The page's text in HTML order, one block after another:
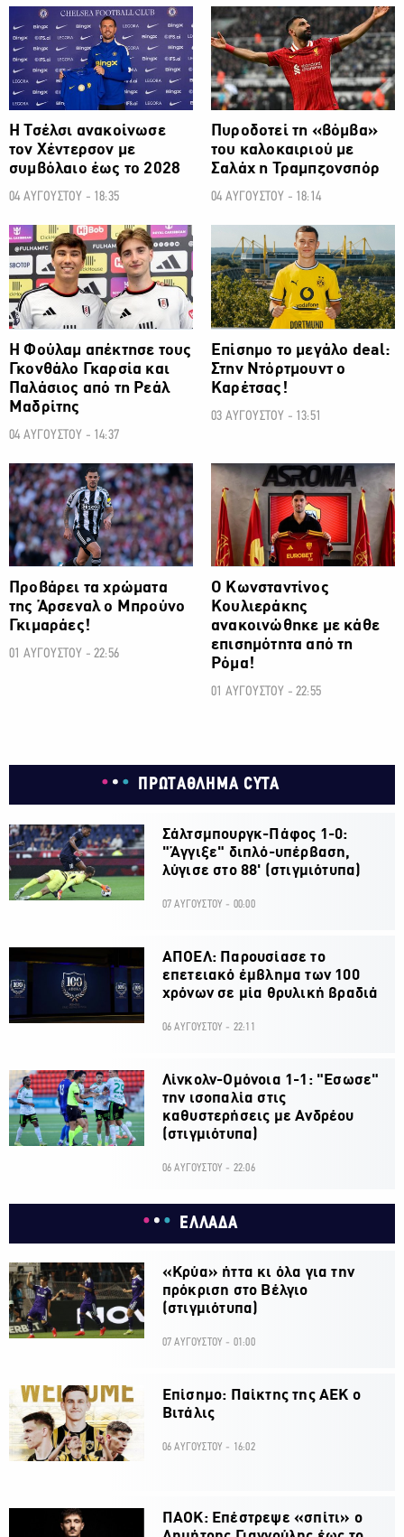
ΠΟΔΟΣΦΑΙΡΟ
H Τσέλσι ανακοίνωσε
τον Χέντερσον με
συμβόλαιο έως το 2028
04 ΑΥΓΟΥΣΤΟΥ - 18:35
ΠΟΔΟΣΦΑΙΡΟ
Πυροδοτεί τη «βόμβα»
του καλοκαιριού με
Σαλάχ η Τραμπζονσπόρ
04 ΑΥΓΟΥΣΤΟΥ - 18:14
ΠΟΔΟΣΦΑΙΡΟ
Η Φούλαμ απέκτησε τους
Γκονθάλο Γκαρσία και
Παλάσιος από τη Ρεάλ
Μαδρίτης
04 ΑΥΓΟΥΣΤΟΥ - 14:37
ΠΟΔΟΣΦΑΙΡΟ
Επίσημο το μεγάλο deal:
Στην Ντόρτμουντ ο
Καρέτσας!
03 ΑΥΓΟΥΣΤΟΥ - 13:51
ΠΟΔΟΣΦΑΙΡΟ
Προβάρει τα χρώματα
της Άρσεναλ ο Μπρούνο
Γκιμαράες!
01 ΑΥΓΟΥΣΤΟΥ - 22:56
ΠΟΔΟΣΦΑΙΡΟ
Ο Κωνσταντίνος
Κουλιεράκης
ανακοινώθηκε με κάθε
επισημότητα από τη
Ρόμα!
01 ΑΥΓΟΥΣΤΟΥ - 22:55
ΠΡΩΤΑΘΛΗΜΑ CYTA
Σάλτσμπουργκ-Πάφος 1-0:
"Άγγιξε" διπλό-υπέρβαση,
λύγισε στο 88' (στιγμιότυπα)
07 ΑΥΓΟΥΣΤΟΥ - 00:00
ΑΠΟΕΛ: Παρουσίασε το
επετειακό έμβλημα των 100
χρόνων σε μία θρυλική βραδιά
06 ΑΥΓΟΥΣΤΟΥ - 22:11
Λίνκολν-Ομόνοια 1-1: "Εσωσε"
την ισοπαλία στις
καθυστερήσεις με Ανδρέου
(στιγμιότυπα)
06 ΑΥΓΟΥΣΤΟΥ - 22:06
ΕΛΛΑΔΑ
«Κρύα» ήττα κι όλα για την
πρόκριση στο Βέλγιο
(στιγμιότυπα)
07 ΑΥΓΟΥΣΤΟΥ - 01:00
Επίσημο: Παίκτης της ΑΕΚ ο
Βιτάλις
06 ΑΥΓΟΥΣΤΟΥ - 16:02
ΠΑΟΚ: Επέστρεψε «σπίτι» ο